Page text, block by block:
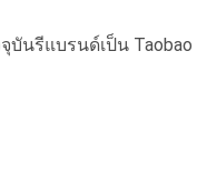
บันรีแบรนด์เป็น Taobao